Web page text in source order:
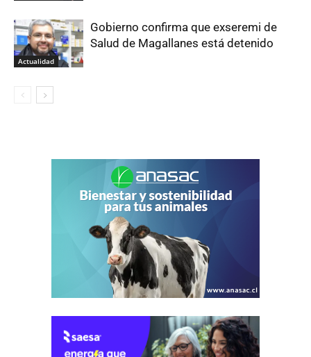
Actualidad
Gobierno confirma que exseremi de
Salud de Magallanes está detenido